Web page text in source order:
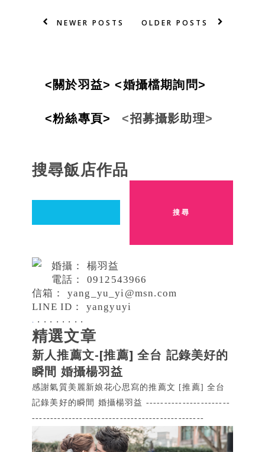
NEWER POSTS OLDER POSTS
< 關於羽益> <婚攝檔期詢問>
<粉絲專頁> <招募攝影助理>
搜尋飯店作品
婚攝： 楊羽益
電話： 0912543966
信箱： yang_yu_yi@msn.com
LINE ID： yangyuyi
. . . . . . . .
精選文章
新人推薦文-[推薦] 全台 記錄美好的
瞬間 婚攝楊羽益
感謝氣質美麗新娘花心思寫的推薦文 [推薦] 全台
記錄美好的瞬間 婚攝楊羽益 -----------------------
-----------------------------------------------